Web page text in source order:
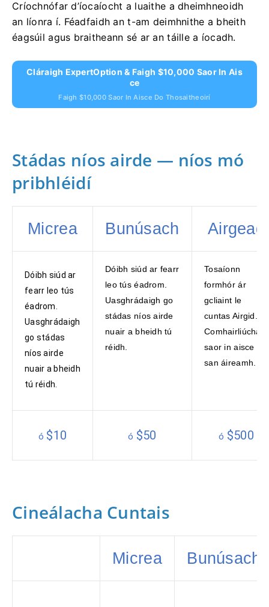
Críochnófar d’íocaíocht a luaithe a dheimhneoidh
an líonra í. Féadfaidh an t-am deimhnithe a bheith
éagsúil agus braitheann sé ar an táille a íocadh.
Cláraigh ExpertOption & Faigh $10,000 Saor In Ais
Ce
Faigh $10,000 Saor In Aisce Do Thosaitheoirí
Stádas níos airde — níos mó
pribhléidí
Micrea Bunúsach Airgead
Dóibh siúd ar
fearr leo tús
éadrom.
Uasghrádaigh
go stádas
níos airde
nuair a bheidh
tú réidh.
Dóibh siúd ar fearr
leo tús éadrom.
Uasghrádaigh go
stádas níos airde
nuair a bheidh tú
réidh.
Tosaíonn
formhór ár
gcliaint le
cuntas Airgid.
Comhairliúcháin
saor in aisce
san áireamh.
ó $10 ó $50 ó $500
Cineálacha Cuntais
Micrea Bunúsach